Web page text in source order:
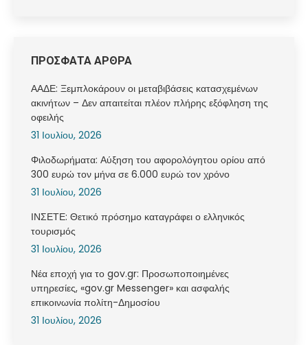
ΠΡΟΣΦΑΤΑ ΑΡΘΡΑ
ΑΑΔΕ: Ξεμπλοκάρουν οι μεταβιβάσεις κατασχεμένων
ακινήτων – Δεν απαιτείται πλέον πλήρης εξόφληση της
οφειλής
31 Ιουλίου, 2026
Φιλοδωρήματα: Αύξηση του αφορολόγητου ορίου από
300 ευρώ τον μήνα σε 6.000 ευρώ τον χρόνο
31 Ιουλίου, 2026
ΙΝΣΕΤΕ: Θετικό πρόσημο καταγράφει ο ελληνικός
τουρισμός
31 Ιουλίου, 2026
Νέα εποχή για το gov.gr: Προσωποποιημένες
υπηρεσίες, «gov.gr Messenger» και ασφαλής
επικοινωνία πολίτη-Δημοσίου
31 Ιουλίου, 2026